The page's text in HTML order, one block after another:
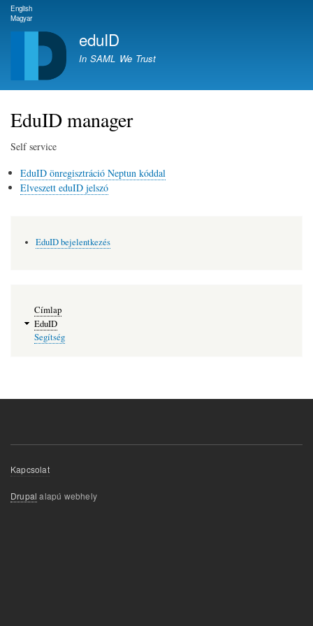
English
Magyar
eduID
In SAML We Trust
EduID manager
Self service
EduID önregisztráció Neptun kóddal
Elveszett eduID jelszó
EduID bejelentkezés
navigáció
Címlap
EduID
Segítség
Lábléc
Kapcsolat
Drupal alapú webhely